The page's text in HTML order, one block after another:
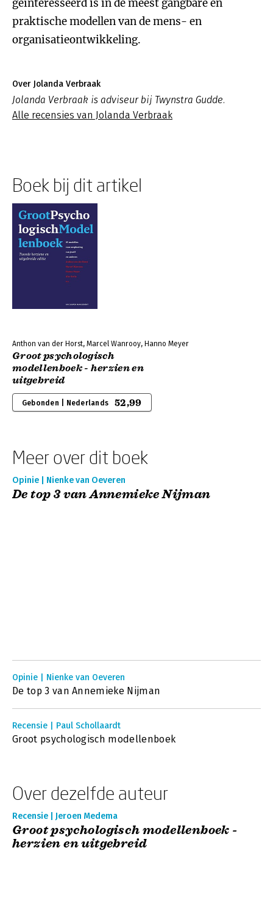
geïnteresseerd is in de meest gangbare en
praktische modellen van de mens- en
organisatieontwikkeling.
Over Jolanda Verbraak
Jolanda Verbraak is adviseur bij Twynstra Gudde.
Alle recensies van Jolanda Verbraak
Boek bij dit artikel
Anthon van der Horst, Marcel Wanrooy, Hanno Meyer
Groot psychologisch
modellenboek - herzien en
uitgebreid
Gebonden | Nederlands 52,99
Meer over dit boek
Opinie | Nienke van Oeveren
De top 3 van Annemieke Nijman
Opinie | Nienke van Oeveren
De top 3 van Annemieke Nijman
Recensie | Paul Schollaardt
Groot psychologisch modellenboek
Over dezelfde auteur
Recensie | Jeroen Medema
Groot psychologisch modellenboek -
herzien en uitgebreid